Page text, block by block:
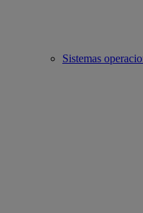
Sistemas